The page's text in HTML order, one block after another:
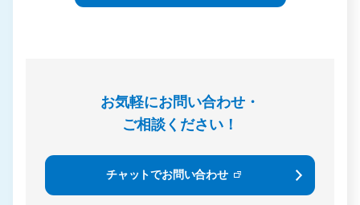
お気軽にお問い合わせ・
ご相談ください！
チャットでお問い合わせ